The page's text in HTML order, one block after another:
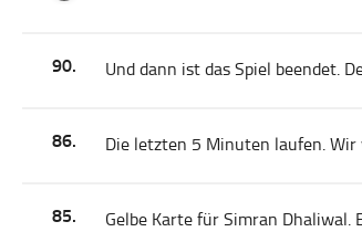
90. Und dann ist das Spiel beendet.
86. Die letzten 5 Minuten laufen.
85. Gelbe Karte für Simran